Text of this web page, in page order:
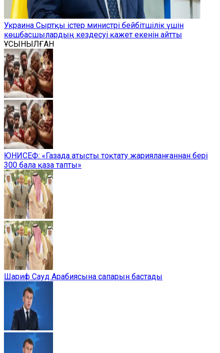
Украина Сыртқы істер министрі бейбітшілік үшін
көшбасшылардың кездесуі қажет екенін айтты
ҰСЫНЫЛҒАН
ЮНИСЕФ: «Газада атысты тоқтату жарияланғаннан бері
300 бала қаза тапты»
Шариф Сауд Арабиясына сапарын бастады